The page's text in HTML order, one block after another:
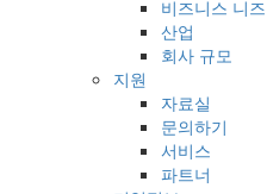
비즈니스 니즈
산업
회사 규모
지원
자료실
문의하기
서비스
파트너